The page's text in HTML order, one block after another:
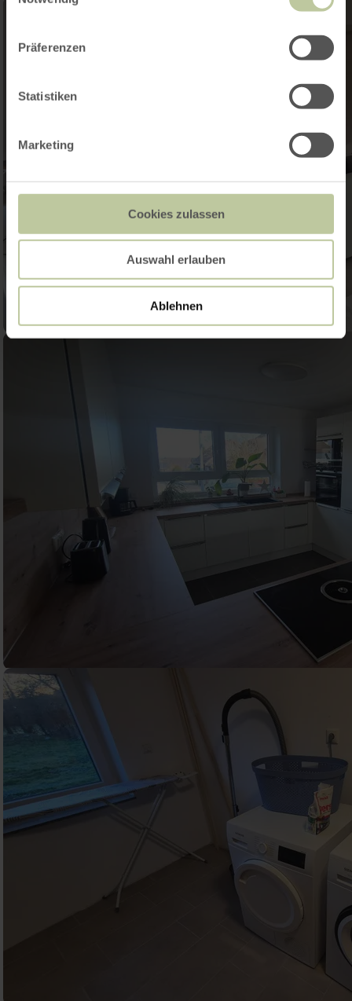
Präferenzen
Statistiken
Marketing
Cookies zulassen
Auswahl erlauben
Ablehnen